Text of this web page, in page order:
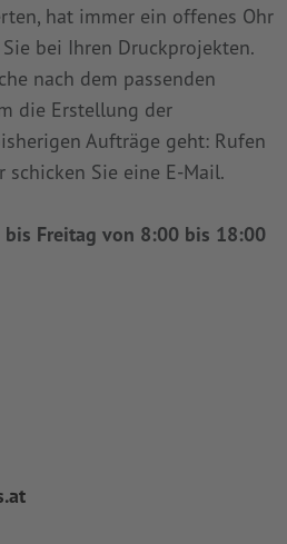
hat immer ein offenes Ohr
bei Ihren Druckprojekten.
nach dem passenden
die Erstellung der
Aufträge geht: Rufen
schicken Sie eine E-Mail.
bis Freitag von 8:00 bis 18:00